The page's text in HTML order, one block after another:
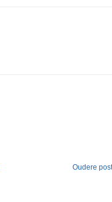
Oudere post